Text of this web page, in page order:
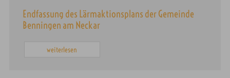
Endfassung des Lärmaktionsplans der Gemeinde
Benningen am Neckar
weiterlesen